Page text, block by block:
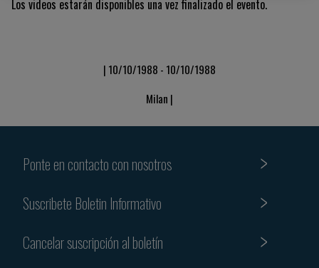
Los videos estarán disponibles una vez finalizado el evento.
| 10/10/1988 - 10/10/1988
Milan |
Ponte en contacto con nosotros
Suscribete Boletin Informativo
Cancelar suscripción al boletín